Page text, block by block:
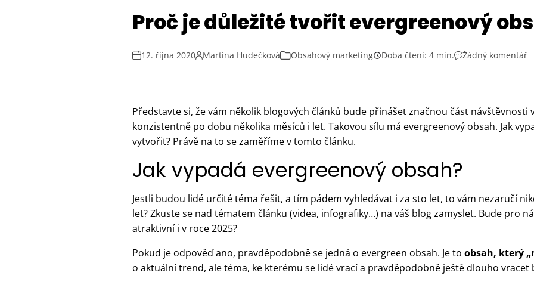
Proč je důležité tvořit evergreenový
12. října 2020 Martina Hudečková Obsahový marketing Doba čtení: 4 min. Žádný komentář
Představte si, že vám několik blogových článků bude přinášet značnou část návštěvnosti
konzistentně po dobu několika měsíců i let. Takovou sílu má evergreenový obsah. Jak
vytvořit? Právě na to se zaměříme v tomto článku.
Jak vypadá evergreenový obsah?
Jestli budou lidé určité téma řešit, a tím pádem vyhledávat i za sto let, to vám nezaručí
let? Zkuste se nad tématem článku (videa, infografiky…) na váš blog zamyslet. Bude pro
atraktivní i v roce 2025?
Pokud je odpověď ano, pravděpodobně se jedná o evergreen obsah. Je to obsah, který
o aktuální trend, ale téma, ke kterému se lidé vrací a pravděpodobně ještě dlouho vracet